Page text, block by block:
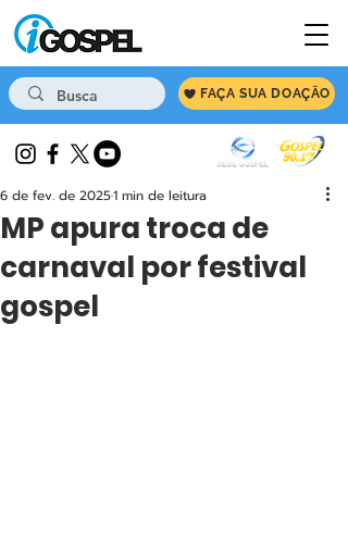
FAÇA SUA DOAÇÃO
MP apura troca de
carnaval por festival
gospel
6 de fev. de 20251 min de leitura